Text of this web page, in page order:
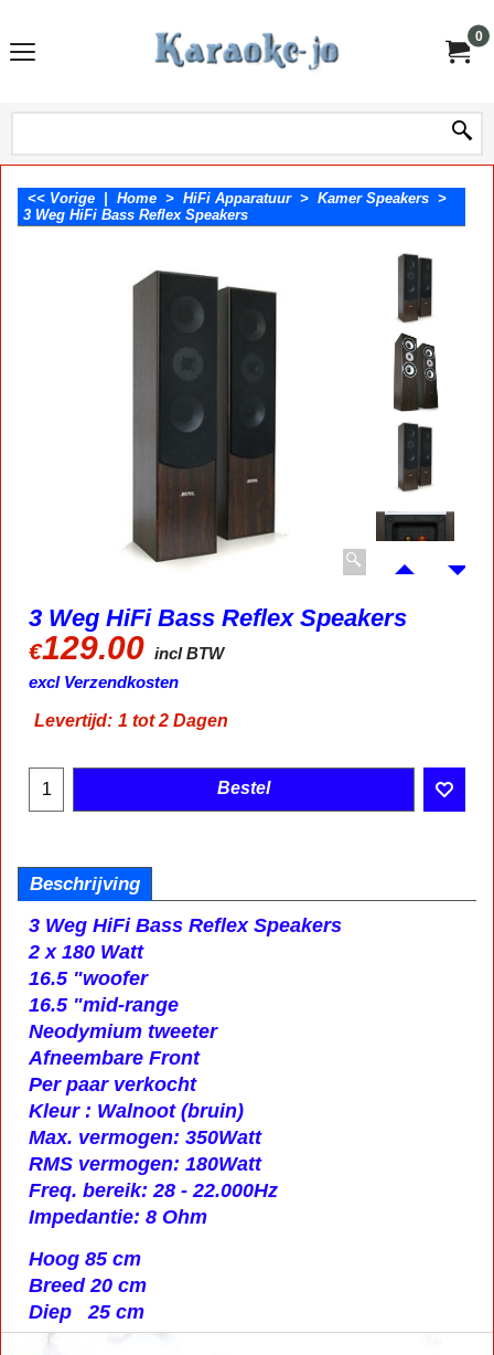
0
<< Vorige Home > HiFi Apparatuur> Kamer Speakers >
3 Weg HiFi Bass Reflex Speakers
3 Weg HiFi Bass Reflex Speakers
€129.00 incl BTW
excl Verzendkosten
Levertijd: 1 tot 2 Dagen
Bestel
Beschrijving
3 Weg HiFi Bass Reflex Speakers
2 x 180 Watt
16.5 "woofer
16.5 "mid-range
Neodymium tweeter
Afneembare Front
Per paar verkocht
Kleur : Walnoot (bruin)
Max. vermogen: 350Watt
RMS vermogen: 180Watt
Freq. bereik: 28 - 22.000Hz
Impedantie: 8 Ohm
Hoog 85 cm
Breed 20 cm
Diep 25 cm